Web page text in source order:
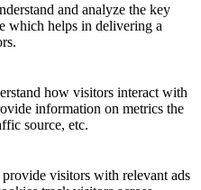
and analyze the key
which helps in delivering a
how visitors interact with
information on metrics the
source, etc.
visitors with relevant ads